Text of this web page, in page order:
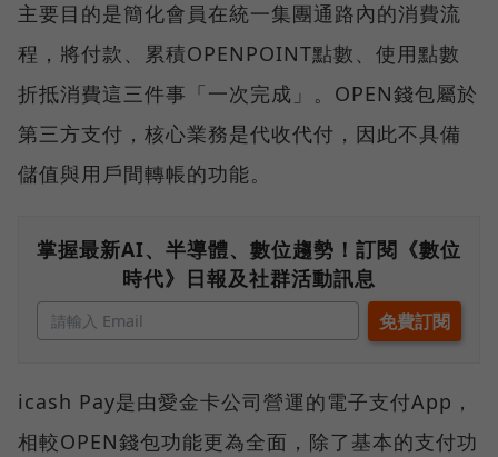
主要目的是簡化會員在統一集團通路內的消費流
程，將付款、累積OPENPOINT點數、使用點數
折抵消費這三件事「一次完成」。OPEN錢包屬於
第三方支付，核心業務是代收代付，因此不具備
儲值與用戶間轉帳的功能。
掌握最新AI、半導體、數位趨勢！訂閱《數位
時代》日報及社群活動訊息
icash Pay是由愛金卡公司營運的電子支付App，
相較OPEN錢包功能更為全面，除了基本的支付功